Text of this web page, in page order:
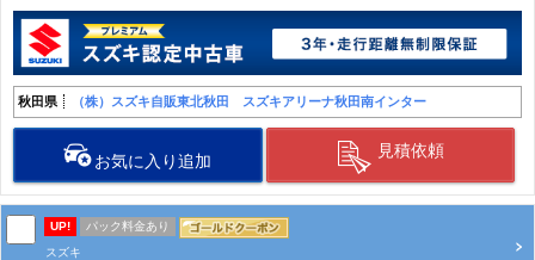
秋田県 （株）スズキ自販東北秋田 スズキアリーナ秋田南インター
お気に入り追加
見積依頼
UP!
パック料金あり
スズキ